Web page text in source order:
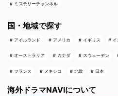
ミステリーチャンネル
国・地域で探す
アイルランド アメリカ イギリス
オーストラリア カナダ スウェーデン
フランス メキシコ 北欧 日本
海外ドラマNAVIについて